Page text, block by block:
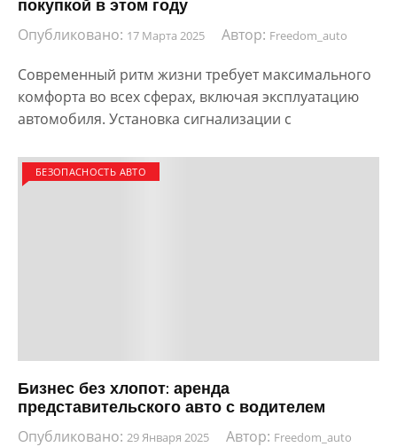
покупкой в этом году
Опубликовано: 17 Марта 2025 Автор: Freedom_auto
Современный ритм жизни требует максимального
комфорта во всех сферах, включая эксплуатацию
автомобиля. Установка сигнализации с
БЕЗОПАСНОСТЬ АВТО
Бизнес без хлопот: аренда
представительского авто с водителем
Опубликовано: 29 Января 2025 Автор: Freedom_auto